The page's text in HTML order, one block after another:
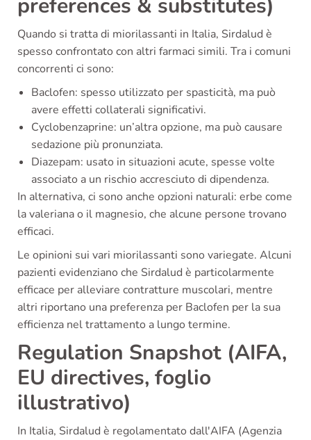
preferences & substitutes)
Quando si tratta di miorilassanti in Italia, Sirdalud è
spesso confrontato con altri farmaci simili. Tra i comuni
concorrenti ci sono:
Baclofen: spesso utilizzato per spasticità, ma può
avere effetti collaterali significativi.
Cyclobenzaprine: un’altra opzione, ma può causare
sedazione più pronunziata.
Diazepam: usato in situazioni acute, spesse volte
associato a un rischio accresciuto di dipendenza.
In alternativa, ci sono anche opzioni naturali: erbe come
la valeriana o il magnesio, che alcune persone trovano
efficaci.
Le opinioni sui vari miorilassanti sono variegate. Alcuni
pazienti evidenziano che Sirdalud è particolarmente
efficace per alleviare contratture muscolari, mentre
altri riportano una preferenza per Baclofen per la sua
efficienza nel trattamento a lungo termine.
Regulation Snapshot (AIFA,
EU directives, foglio
illustrativo)
In Italia, Sirdalud è regolamentato dall'AIFA (Agenzia